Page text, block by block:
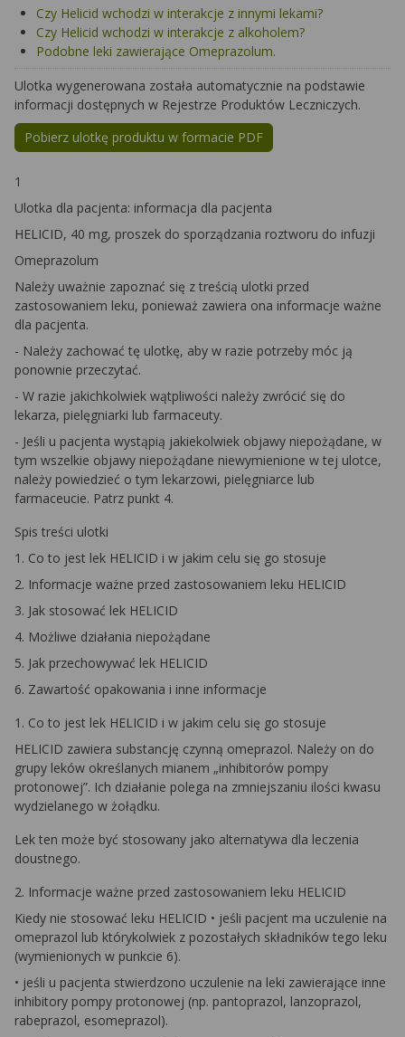
Czy Helicid wchodzi w interakcje z innymi lekami?
Czy Helicid wchodzi w interakcje z alkoholem?
Podobne leki zawierające Omeprazolum.
Ulotka wygenerowana została automatycznie na podstawie
informacji dostępnych w Rejestrze Produktów Leczniczych.
Pobierz ulotkę produktu w formacie PDF
1
Ulotka dla pacjenta: informacja dla pacjenta
HELICID, 40 mg, proszek do sporządzania roztworu do infuzji
Omeprazolum
Należy uważnie zapoznać się z treścią ulotki przed
zastosowaniem leku, ponieważ zawiera ona informacje ważne
dla pacjenta.
- Należy zachować tę ulotkę, aby w razie potrzeby móc ją
ponownie przeczytać.
- W razie jakichkolwiek wątpliwości należy zwrócić się do
lekarza, pielęgniarki lub farmaceuty.
- Jeśli u pacjenta wystąpią jakiekolwiek objawy niepożądane, w
tym wszelkie objawy niepożądane niewymienione w tej ulotce,
należy powiedzieć o tym lekarzowi, pielęgniarce lub
farmaceucie. Patrz punkt 4.
Spis treści ulotki
1. Co to jest lek HELICID i w jakim celu się go stosuje
2. Informacje ważne przed zastosowaniem leku HELICID
3. Jak stosować lek HELICID
4. Możliwe działania niepożądane
5. Jak przechowywać lek HELICID
6. Zawartość opakowania i inne informacje
1. Co to jest lek HELICID i w jakim celu się go stosuje
HELICID zawiera substancję czynną omeprazol. Należy on do
grupy leków określanych mianem „inhibitorów pompy
protonowej”. Ich działanie polega na zmniejszaniu ilości kwasu
wydzielanego w żołądku.
Lek ten może być stosowany jako alternatywa dla leczenia
doustnego.
2. Informacje ważne przed zastosowaniem leku HELICID
Kiedy nie stosować leku HELICID • jeśli pacjent ma uczulenie na
omeprazol lub którykolwiek z pozostałych składników tego leku
(wymienionych w punkcie 6).
• jeśli u pacjenta stwierdzono uczulenie na leki zawierające inne
inhibitory pompy protonowej (np. pantoprazol, lanzoprazol,
rabeprazol, esomeprazol).